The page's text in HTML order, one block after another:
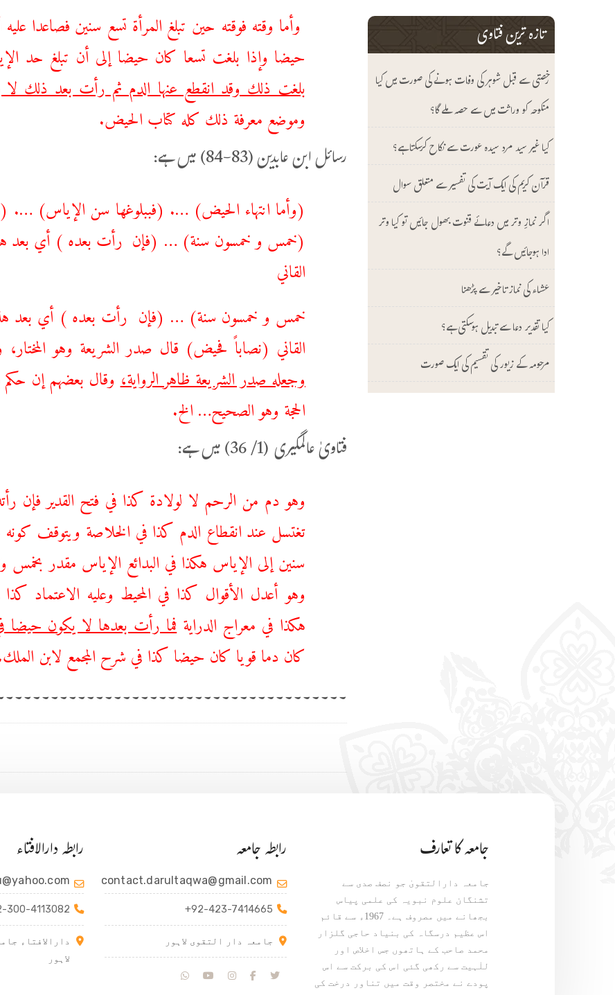
وأما وقته فوقته حين تبلغ المرأة تسع سنين فصاعدا
حيضا وإذا بلغت تسعا كان حيضا إلى أن تبلغ حد
بلغت ذلك وقد انقطع عنها الدم ثم رأت بعد ذلك
وموضع معرفة ذلك كله كتاب الحيض.
رسائل ابن عابدین (83-84) میں ہے:
(وأما انتهاء الحيض) …. (فببلوغها سن
(خمس و خمسون سنة) … (فإن رأت بعده ) أي بعد
القاني
خمس و خمسون سنة) … (فإن رأت بعده ) أي بعد هذا
القاني (نصاباً فحيض) قال صدر الشريعة وهو
وجعله صدر الشريعة ظاهر الرواية،وقال بعضهم إن
الحجة وهو الصحيح… الخ.
فتاویٰ عالمگیری (1/ 36) میں ہے:
وهو دم من الرحم لا لولادة كذا في فتح القدير فإن
تغتسل عند انقطاع الدم كذا في الخلاصة ويتوقف
سنين إلى الإياس هكذا في البدائع الإياس مقدر بخمس
وهو أعدل الأقوال كذا في المحيط وعليه الاعتماد كذا
هكذا في معراج الدرايةفما رأت بعدها لا يكون
كان دما قويا كان حيضا كذا في شرح المجمع لابن
تازہ ترین فتاوی
رخصتی سے قبل شوہر کی وفات ہونے کی صورت میں کیا
منکوحہ کو وراثت میں سے حصہ ملے گا؟
کیا غیر سید مرد سیدہ عورت سے نکاح کرسکتا ہے؟
قرآن کریم کی ایک آیت کی تفسیر سے متعلق سوال
اگر نمازِ وتر میں دعائے قنوت بھول جائیں تو کیا وتر
ادا ہوجائیں گے؟
عشاء کی نماز تاخیر سے پڑھنا
کیا تقدیر دعا سے تبدیل ہوسکتی ہے؟
مرحومہ کے زیور کی تقسیم کی ایک صورت
جامعہ کا تعارف
جامعہ دارالتقویٰ جو نصف صدی سے
تشنگان علوم نبویہ کی علمی پیاس
بجھانے میں مصروف ہے۔ 1967ء سے قائم
اس عظیم درسگاہ کی بنیاد حاجی گلزار
محمد صاحب کے ہاتھوں جس اخلاص اور
للٰہیت سے رکھی گئی اس کی برکت سے اس
پودے نے مختصر وقت میں تناور درخت کی
رابطہ جامعہ
contact.darultaqwa@gmail.com
+92-423-7414665
جامعہ دار التقوی لاہور
رابطہ دارالافتاء
300-4113082
دارالافتاء
لاہور